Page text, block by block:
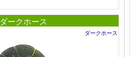
ダークホース
ダークホース